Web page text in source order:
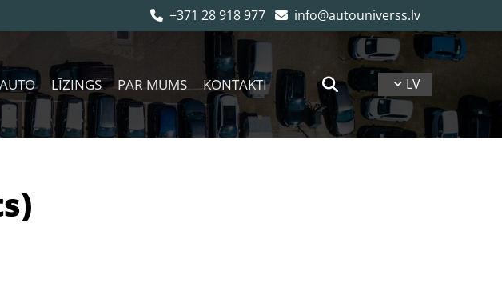
 +371 28 918 977  info@autouniverss.lv
LĪZINGS PAR MUMS KONTAKTI LV